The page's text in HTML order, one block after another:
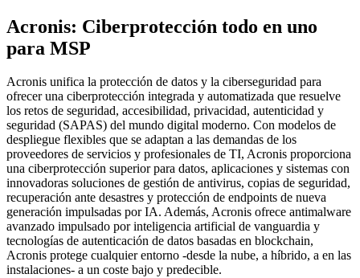
Acronis: Ciberprotección todo en uno
para MSP
Acronis unifica la protección de datos y la ciberseguridad para
ofrecer una ciberprotección integrada y automatizada que resuelve
los retos de seguridad, accesibilidad, privacidad, autenticidad y
seguridad (SAPAS) del mundo digital moderno. Con modelos de
despliegue flexibles que se adaptan a las demandas de los
proveedores de servicios y profesionales de TI, Acronis proporciona
una ciberprotección superior para datos, aplicaciones y sistemas con
innovadoras soluciones de gestión de antivirus, copias de seguridad,
recuperación ante desastres y protección de endpoints de nueva
generación impulsadas por IA. Además, Acronis ofrece antimalware
avanzado impulsado por inteligencia artificial de vanguardia y
tecnologías de autenticación de datos basadas en blockchain,
Acronis protege cualquier entorno -desde la nube, a híbrido, a en las
instalaciones- a un coste bajo y predecible.